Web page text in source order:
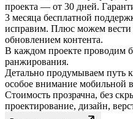
исправим. Плюс можем вести
обновлением контента.
В каждом проекте проводим
ранжирования.
Детально продумываем путь
особое внимание мобильной
Стоимость прозрачна, без
проектирование, дизайн,
Сделать красиво 🔥